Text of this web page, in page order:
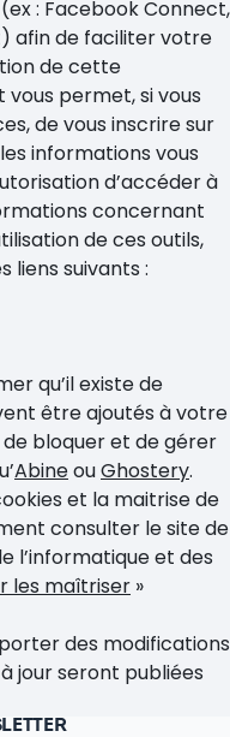
: Facebook Connect,
afin de faciliter votre
de cette
permet, si vous
de vous inscrire sur
informations vous
d’accéder à
concernant
de ces outils,
liens suivants :
qu’il existe de
être ajoutés à votre
bloquer et de gérer
AbineouGhostery.
et la maitrise de
consulter le site de
l’informatique et des
les maîtriser »
des modifications
jour seront publiées